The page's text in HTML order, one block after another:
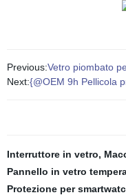
Previous:Vetro piombato
Next:{@OEM 9h Pellicola
Interruttore in vetro,
Pannello in vetro
Protezione per